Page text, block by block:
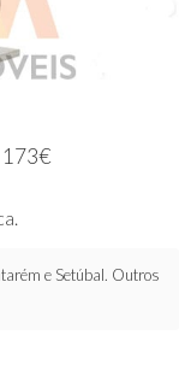
173€
e Setúbal. Outros